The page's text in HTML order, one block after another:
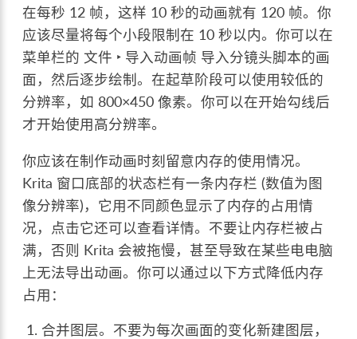
在每秒 12 帧，这样 10 秒的动画就有 120 帧。你
应该尽量将每个小段限制在 10 秒以内。你可以在
菜单栏的 文件 ‣ 导入动画帧 导入分镜头脚本的画
面，然后逐步绘制。在起草阶段可以使用较低的
分辨率，如 800×450 像素。你可以在开始勾线后
才开始使用高分辨率。
你应该在制作动画时刻留意内存的使用情况。
Krita 窗口底部的状态栏有一条内存栏 (数值为图
像分辨率)，它用不同颜色显示了内存的占用情
况，点击它还可以查看详情。不要让内存栏被占
满，否则 Krita 会被拖慢，甚至导致在某些电电脑
上无法导出动画。你可以通过以下方式降低内存
占用：
合并图层。不要为每次画面的变化新建图层，